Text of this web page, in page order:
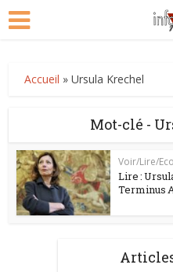
Accueil »Ursula Krechel
Mot-clé -
Voir/Lire/
Lire :
Terminus